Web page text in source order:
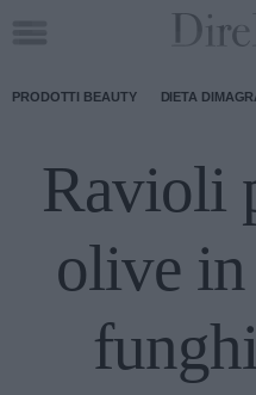
PRODOTTI BEAUTY DIETA
Ravioli
olive